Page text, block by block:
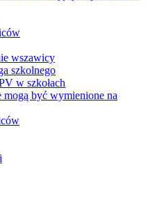
wszawicy
szkolnego
w szkołach
być wymienione na